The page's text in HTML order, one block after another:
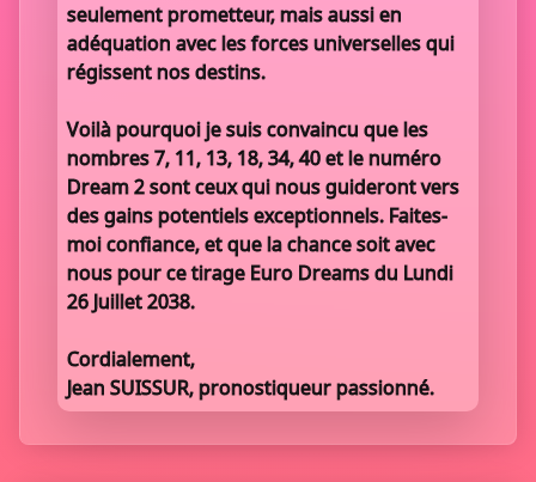
seulement prometteur, mais aussi en
adéquation avec les forces universelles qui
régissent nos destins.
Voilà pourquoi je suis convaincu que les
nombres 7, 11, 13, 18, 34, 40 et le numéro
Dream 2 sont ceux qui nous guideront vers
des gains potentiels exceptionnels. Faites-
moi confiance, et que la chance soit avec
nous pour ce tirage Euro Dreams du Lundi
26 Juillet 2038.
Cordialement,
Jean SUISSUR, pronostiqueur passionné.